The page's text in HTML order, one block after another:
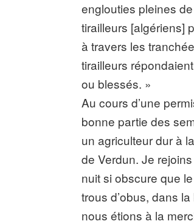
englouties pleines
tirailleurs [algériens]
à travers les
tirailleurs
ou blessés. »
Au cours d’une
bonne partie des
un agriculteur dur à
de Verdun. Je
nuit si obscure que
trous d’obus, dans
nous étions à la